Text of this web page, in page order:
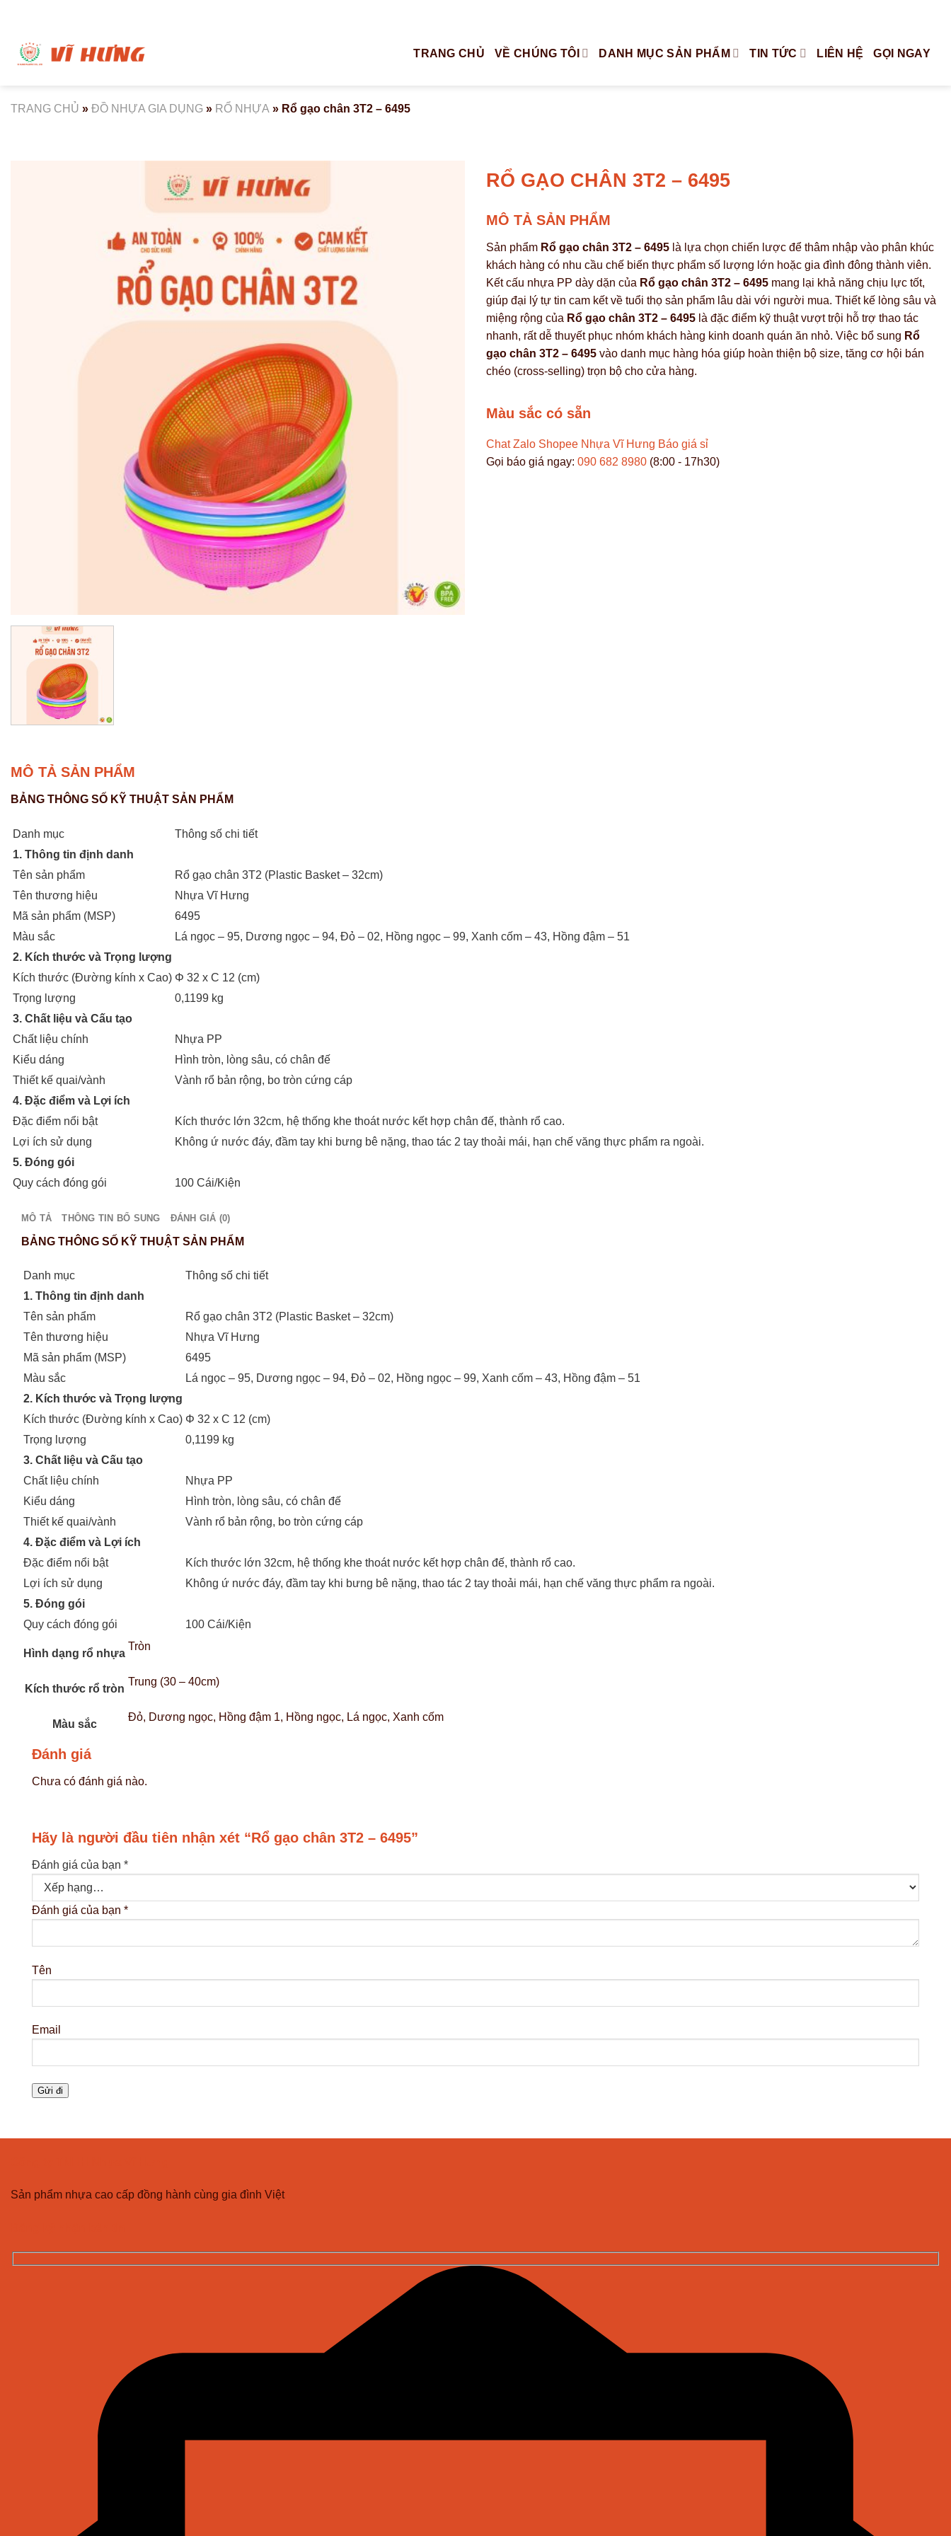
dung
TRANG CHỦ VỀ CHÚNG TÔI DANH MỤC SẢN PHẨM TIN TỨC LIÊN HỆ GỌI NGAY
TRANG CHỦ » ĐỒ NHỰA GIA DỤNG » RỔ NHỰA » Rổ gạo chân 3T2 – 6495
RỔ GẠO CHÂN 3T2 – 6495
MÔ TẢ SẢN PHẨM
Sản phẩm Rổ gạo chân 3T2 – 6495 là lựa chọn chiến lược để thâm nhập vào phân khúc
khách hàng có nhu cầu chế biến thực phẩm số lượng lớn hoặc gia đình đông thành viên.
Kết cấu nhựa PP dày dặn của Rổ gạo chân 3T2 – 6495 mang lại khả năng chịu lực tốt,
giúp đại lý tự tin cam kết về tuổi thọ sản phẩm lâu dài với người mua. Thiết kế lòng sâu và
miệng rộng của Rổ gạo chân 3T2 – 6495 là đặc điểm kỹ thuật vượt trội hỗ trợ thao tác
nhanh, rất dễ thuyết phục nhóm khách hàng kinh doanh quán ăn nhỏ. Việc bổ sung Rổ
gạo chân 3T2 – 6495 vào danh mục hàng hóa giúp hoàn thiện bộ size, tăng cơ hội bán
chéo (cross-selling) trọn bộ cho cửa hàng.
Màu sắc có sẵn
Chat Zalo Shopee Nhựa Vĩ Hưng Báo giá sỉ
Gọi báo giá ngay: 090 682 8980 (8:00 - 17h30)
MÔ TẢ SẢN PHẨM
BẢNG THÔNG SỐ KỸ THUẬT SẢN PHẨM
Danh mục
Thông số chi tiết
1. Thông tin định danh
Tên sản phẩm
Rổ gạo chân 3T2 (Plastic Basket – 32cm)
Tên thương hiệu
Nhựa Vĩ Hưng
Mã sản phẩm (MSP)
6495
Màu sắc
Lá ngọc – 95, Dương ngọc – 94, Đỏ – 02, Hồng ngọc – 99, Xanh cốm – 43, Hồng đậm – 51
2. Kích thước và Trọng lượng
Kích thước (Đường kính x Cao) Φ 32 x C 12 (cm)
Trọng lượng
0,1199 kg
3. Chất liệu và Cấu tạo
Chất liệu chính
Nhựa PP
Kiểu dáng
Hình tròn, lòng sâu, có chân đế
Thiết kế quai/vành
Vành rổ bản rộng, bo tròn cứng cáp
4. Đặc điểm và Lợi ích
Đặc điểm nổi bật
Kích thước lớn 32cm, hệ thống khe thoát nước kết hợp chân đế, thành rổ cao.
Lợi ích sử dụng
Không ứ nước đáy, đầm tay khi bưng bê nặng, thao tác 2 tay thoải mái, hạn chế văng thực phẩm ra ngoài.
5. Đóng gói
Quy cách đóng gói
100 Cái/Kiện
MÔ TẢ THÔNG TIN BỔ SUNG ĐÁNH GIÁ (0)
BẢNG THÔNG SỐ KỸ THUẬT SẢN PHẨM
Danh mục
Thông số chi tiết
1. Thông tin định danh
Tên sản phẩm
Rổ gạo chân 3T2 (Plastic Basket – 32cm)
Tên thương hiệu
Nhựa Vĩ Hưng
Mã sản phẩm (MSP)
6495
Màu sắc
Lá ngọc – 95, Dương ngọc – 94, Đỏ – 02, Hồng ngọc – 99, Xanh cốm – 43, Hồng đậm – 51
2. Kích thước và Trọng lượng
Kích thước (Đường kính x Cao) Φ 32 x C 12 (cm)
Trọng lượng
0,1199 kg
3. Chất liệu và Cấu tạo
Chất liệu chính
Nhựa PP
Kiểu dáng
Hình tròn, lòng sâu, có chân đế
Thiết kế quai/vành
Vành rổ bản rộng, bo tròn cứng cáp
4. Đặc điểm và Lợi ích
Đặc điểm nổi bật
Kích thước lớn 32cm, hệ thống khe thoát nước kết hợp chân đế, thành rổ cao.
Lợi ích sử dụng
Không ứ nước đáy, đầm tay khi bưng bê nặng, thao tác 2 tay thoải mái, hạn chế văng thực phẩm ra ngoài.
5. Đóng gói
Quy cách đóng gói
100 Cái/Kiện
Hình dạng rổ nhựa
Tròn
Kích thước rổ tròn
Trung (30 – 40cm)
Màu sắc
Đỏ, Dương ngọc, Hồng đậm 1, Hồng ngọc, Lá ngọc, Xanh cốm
Đánh giá
Chưa có đánh giá nào.
Hãy là người đầu tiên nhận xét “Rổ gạo chân 3T2 – 6495”
Đánh giá của bạn *
Đánh giá của bạn *
Tên
Email
Sản phẩm nhựa cao cấp đồng hành cùng gia đình Việt